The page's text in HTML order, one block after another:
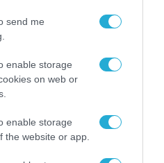
send me
enable storage
on web or
enable storage
the website or app.